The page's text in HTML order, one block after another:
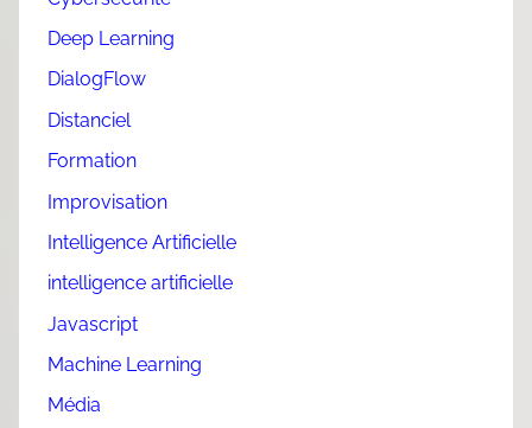
Deep Learning
DialogFlow
Distanciel
Formation
Improvisation
Intelligence Artificielle
intelligence artificielle
Javascript
Machine Learning
Média